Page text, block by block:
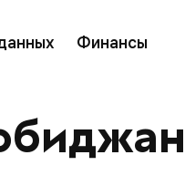
Финансы